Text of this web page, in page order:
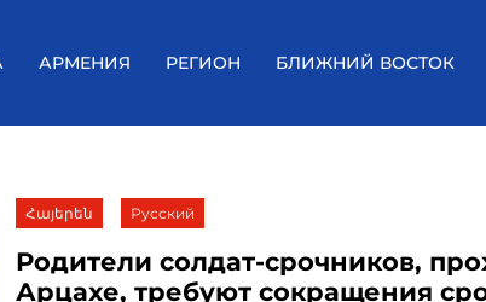
АРМЕНИЯ РЕГИОН БЛИЖНИЙ ВОСТОК
Հայերեն Русский
Родители солдат-срочников,
Арцахе, требуют сокращения